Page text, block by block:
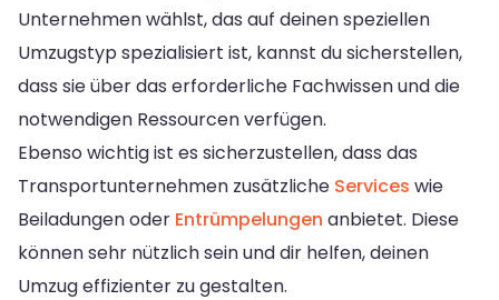
Unternehmen wählst, das auf deinen speziellen
Umzugstyp spezialisiert ist, kannst du sicherstellen,
dass sie über das erforderliche Fachwissen und die
notwendigen Ressourcen verfügen.
Ebenso wichtig ist es sicherzustellen, dass das
Transportunternehmen zusätzliche Services wie
Beiladungen oder Entrümpelungen anbietet. Diese
können sehr nützlich sein und dir helfen, deinen
Umzug effizienter zu gestalten.